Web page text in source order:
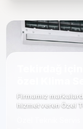
Tekirdağ
Firmamız
hizmet veren Özel
Özel Teknik